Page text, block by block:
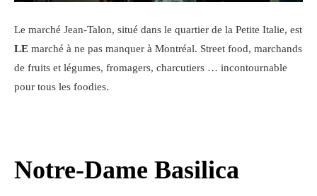
Le marché Jean-Talon, situé dans le quartier de la Petite Italie, est
LE marché à ne pas manquer à Montréal. Street food, marchands
de fruits et légumes, fromagers, charcutiers … incontournable
pour tous les foodies.
Notre-Dame Basilica